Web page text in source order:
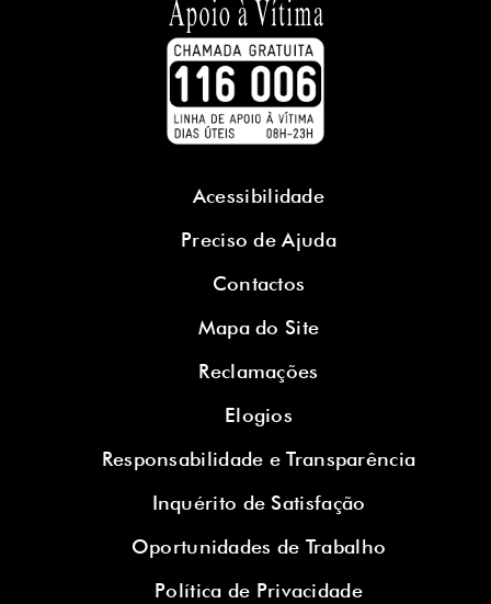
Acessibilidade
Preciso de Ajuda
Contactos
Mapa do Site
Reclamações
Elogios
Responsabilidade e Transparência
Inquérito de Satisfação
Oportunidades de Trabalho
Política de Privacidade